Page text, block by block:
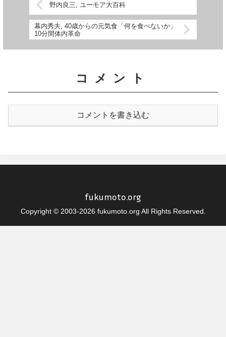
野内良三, ユーモア大百科
幕内秀夫, 40歳からの元気食「何を食べないか」
10分間体内革命
コメント
コメントを書き込む
fukumoto.org
Copyright © 2003-2026 fukumoto.org All Rights Reserved.